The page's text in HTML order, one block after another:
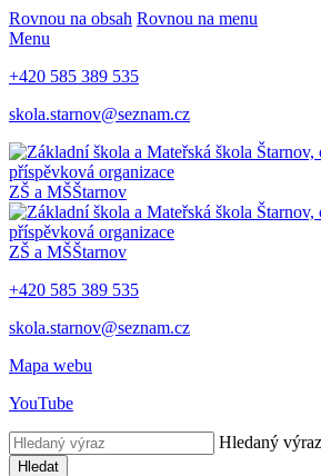
Rovnou na obsah Rovnou na menu
Menu
+420 585 389 535
skola.starnov@seznam.cz
ZŠ a MŠŠtarnov
ZŠ a MŠŠtarnov
+420 585 389 535
skola.starnov@seznam.cz
Mapa webu
YouTube
Hledaný výraz
Hledat